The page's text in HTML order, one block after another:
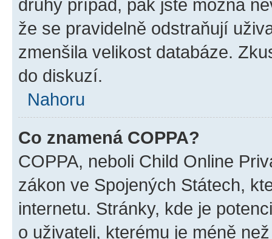
druhý případ, pak jste možná
že se pravidelně odstraňují
zmenšila velikost databáze.
do diskuzí.
Nahoru
Co znamená COPPA?
COPPA, neboli Child Online
zákon ve Spojených Státech,
internetu. Stránky, kde je
o uživateli, kterému je méně